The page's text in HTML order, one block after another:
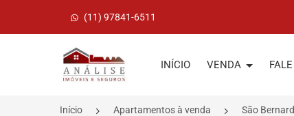
(11) 97841-6511
Página inicial
INÍCIO VENDA
Início Apartamentos à venda São